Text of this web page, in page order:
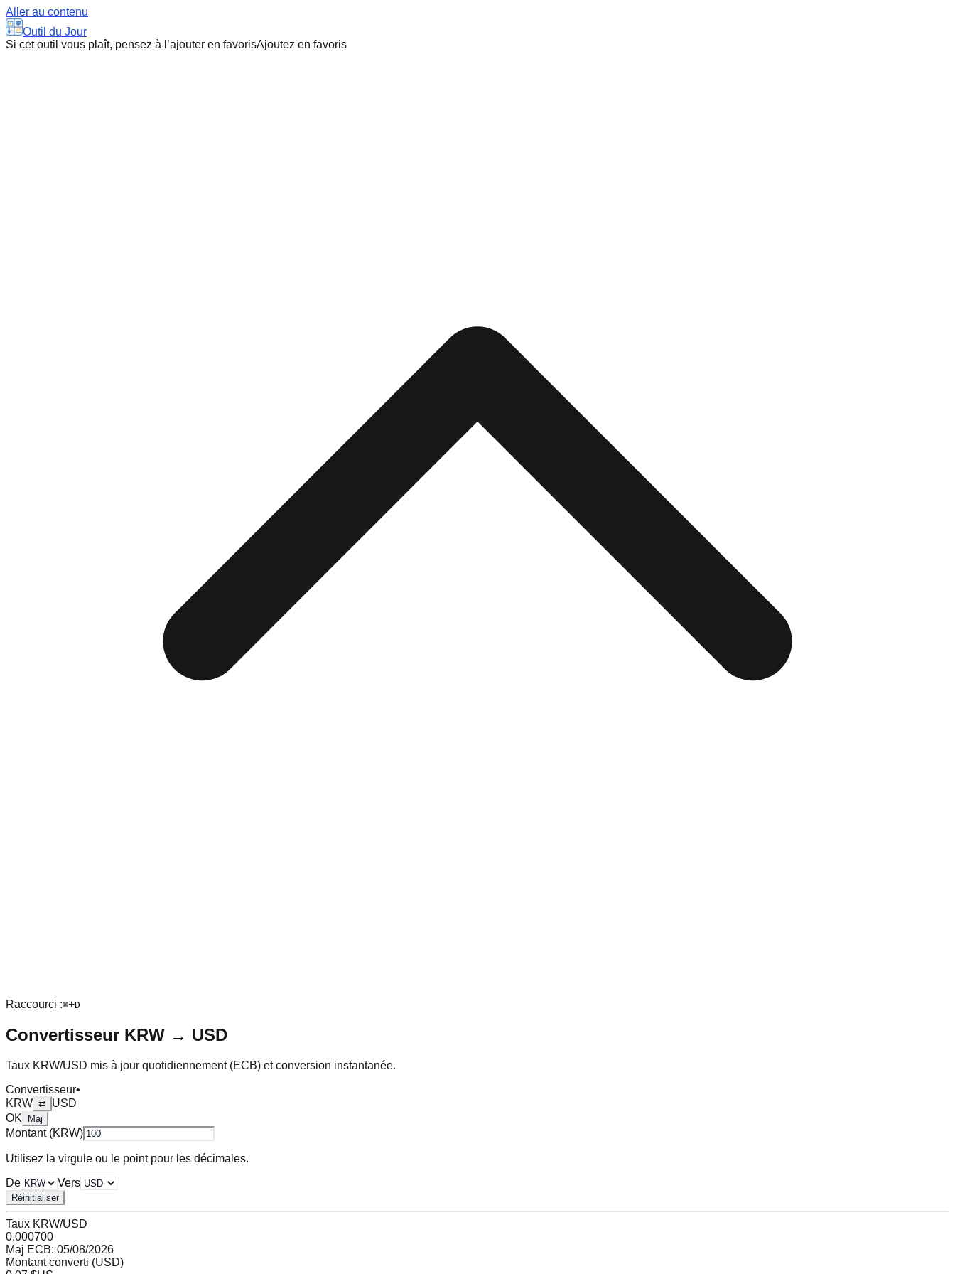
Aller au contenu
Outil du Jour
Si cet outil vous plaît, pensez à l’ajouter en favorisAjoutez en favoris
Raccourci :⌘+D
Convertisseur KRW → USD
Taux KRW/USD mis à jour quotidiennement (ECB) et conversion instantanée.
Convertisseur•
KRW ⇄ USD
OK
Maj
Montant (KRW)
Utilisez la virgule ou le point pour les décimales.
De
Vers
Réinitialiser
Taux KRW/USD
0.000700
Maj ECB: 05/08/2026
Montant converti (USD)